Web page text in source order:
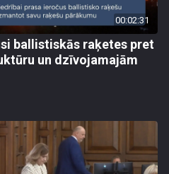
00:02:31
ballistiskās raķetes pret
un dzīvojamajām